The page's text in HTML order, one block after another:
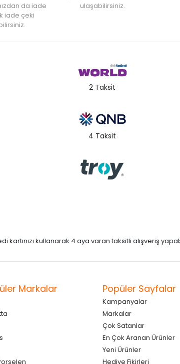
da iade
iade çeki
ulaşabilirsiniz.
2 Taksit
4 Taksit
kullanarak 4 aya varan taksitli alışveriş
Markalar Popüler Sayfalar
Kampanyalar
Markalar
Çok Satanlar
En Çok Aranan Ürünler
Yeni Ürünler
Hediye Fikirleri